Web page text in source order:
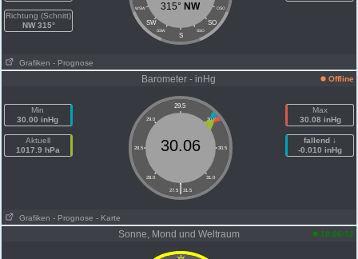
Richtung (Schnitt)
NW 315°
WSW OSO
SW SO
SSW SSO
S
315° NW
Grafiken - Prognose
Barometer - inHg Offline
Min
30.00 inHg
Aktuell
1017.9 hPa
29.5
29.0 30.0
28.5 30.5
28.0 31.0
|
27.5 31.5
30.06
Max
30.08 inHg
fallend ↓
-0.010 inHg
Grafiken - Prognose - Karte
Sonne, Mond und Weltraum 19:06:32